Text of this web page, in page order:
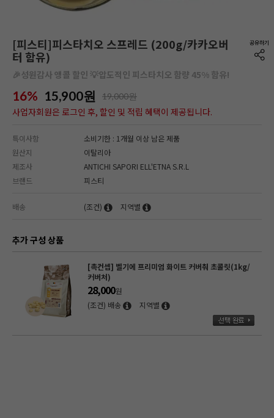
[피스티]피스타치오 스프레드 (200g/카카오버
터 함유)
🎉성원감사 앵콜 할인 💡압도적인 피스타치오 함량 45% 함유!
16% 15,900원 19,000원
사업자회원은 로그인 후, 할인 및 적립 혜택이 제공됩니다.
특이사항
소비기한 : 1개월 이상 남은 제품
원산지
이탈리아
제조사
ANTICHI SAPORI ELL'ETNA S.R.L
브랜드
피스티
배송 (조건) 지역별
추가 구성 상품
[촉컨셉] 벨기에 프리미엄 화이트 커버춰 초콜릿(1kg/
커버처)
28,000원
(조건) 배송
지역별